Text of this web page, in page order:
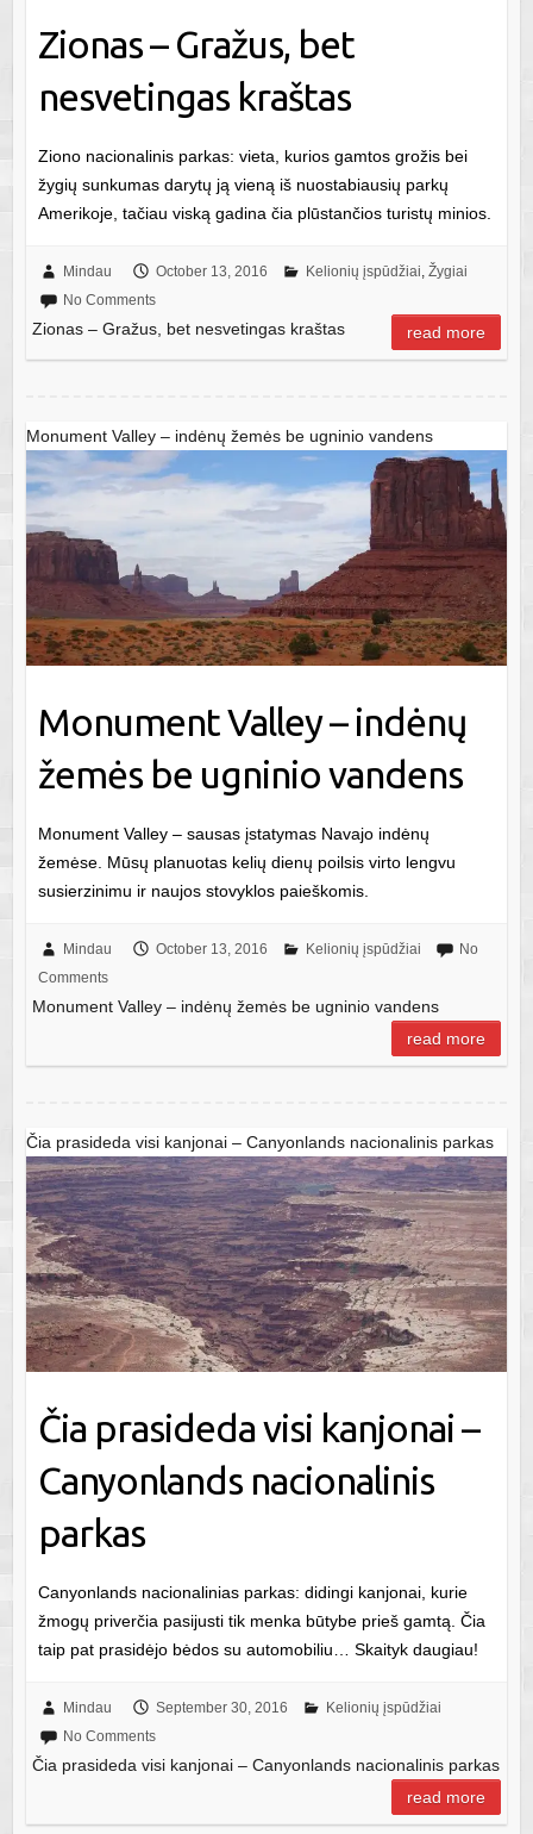
Zionas – Gražus, bet
nesvetingas kraštas
Ziono nacionalinis parkas: vieta, kurios gamtos grožis bei
žygių sunkumas darytų ją vieną iš nuostabiausių parkų
Amerikoje, tačiau viską gadina čia plūstančios turistų minios.
Mindau October 13, 2016 Kelionių įspūdžiai, Žygiai
No Comments
Zionas – Gražus, bet nesvetingas kraštas read more
Monument Valley – indėnų žemės be ugninio vandens
Monument Valley – indėnų
žemės be ugninio vandens
Monument Valley – sausas įstatymas Navajo indėnų
žemėse. Mūsų planuotas kelių dienų poilsis virto lengvu
susierzinimu ir naujos stovyklos paieškomis.
Mindau October 13, 2016 Kelionių įspūdžiai
No
Comments
Monument Valley – indėnų žemės be ugninio vandens
read more
Čia prasideda visi kanjonai – Canyonlands nacionalinis parkas
Čia prasideda visi kanjonai –
Canyonlands nacionalinis
parkas
Canyonlands nacionalinias parkas: didingi kanjonai, kurie
žmogų priverčia pasijusti tik menka būtybe prieš gamtą. Čia
taip pat prasidėjo bėdos su automobiliu… Skaityk daugiau!
Mindau September 30, 2016
Kelionių įspūdžiai
No Comments
Čia prasideda visi kanjonai – Canyonlands nacionalinis parkas
read more